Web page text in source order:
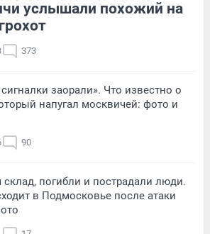
услышали похожий на
373
заорали». Что известно о
напугал москвичей: фото и
90
склад, погибли и пострадали люди.
в Подмосковье после атаки